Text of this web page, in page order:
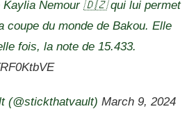
Kaylia Nemour 🇩🇿 qui lui permet
coupe du monde de Bakou. Elle
fois, la note de 15.433.
(@stickthatvault) March 9, 2024